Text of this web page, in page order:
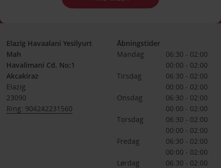
Elazig Havaalani Yesilyurt
Mah
Havalimani Cd. No:1
Akcakiraz
Elazig
23090
Ring: 904242231560
Åbningstider
Mandag
06:30 - 02:00
00:00 - 02:00
Tirsdag
06:30 - 02:00
00:00 - 02:00
Onsdag
06:30 - 02:00
00:00 - 02:00
Torsdag
06:30 - 02:00
00:00 - 02:00
Fredag
06:30 - 02:00
00:00 - 02:00
Lørdag
06:30 - 02:00